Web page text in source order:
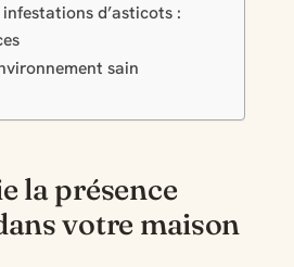
d’asticots :
sain
la présence
votre maison